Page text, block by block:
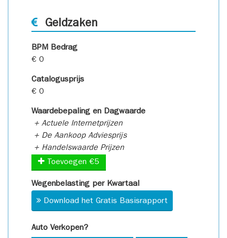
Geldzaken
BPM Bedrag
€ 0
Catalogusprijs
€ 0
Waardebepaling en Dagwaarde
+ Actuele Internetprijzen
+ De Aankoop Adviesprijs
+ Handelswaarde Prijzen
Toevoegen €5
Wegenbelasting per Kwartaal
Download het Gratis Basisrapport
Auto Verkopen?